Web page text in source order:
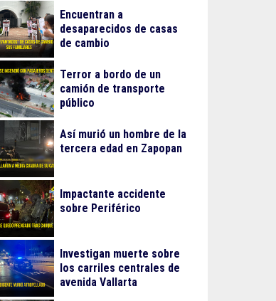
Encuentran a
desaparecidos de casas
de cambio
Terror a bordo de un
camión de transporte
público
Así murió un hombre de la
tercera edad en Zapopan
Impactante accidente
sobre Periférico
Investigan muerte sobre
los carriles centrales de
avenida Vallarta